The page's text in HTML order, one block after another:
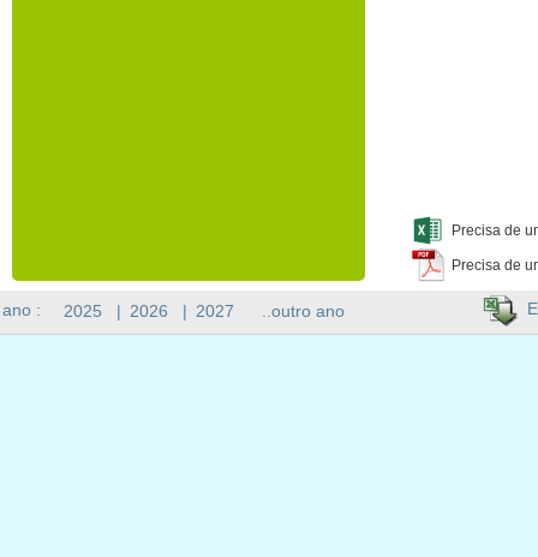
Precisa de
Precisa de
: 2025 | 2026 | 2027 ..outro ano